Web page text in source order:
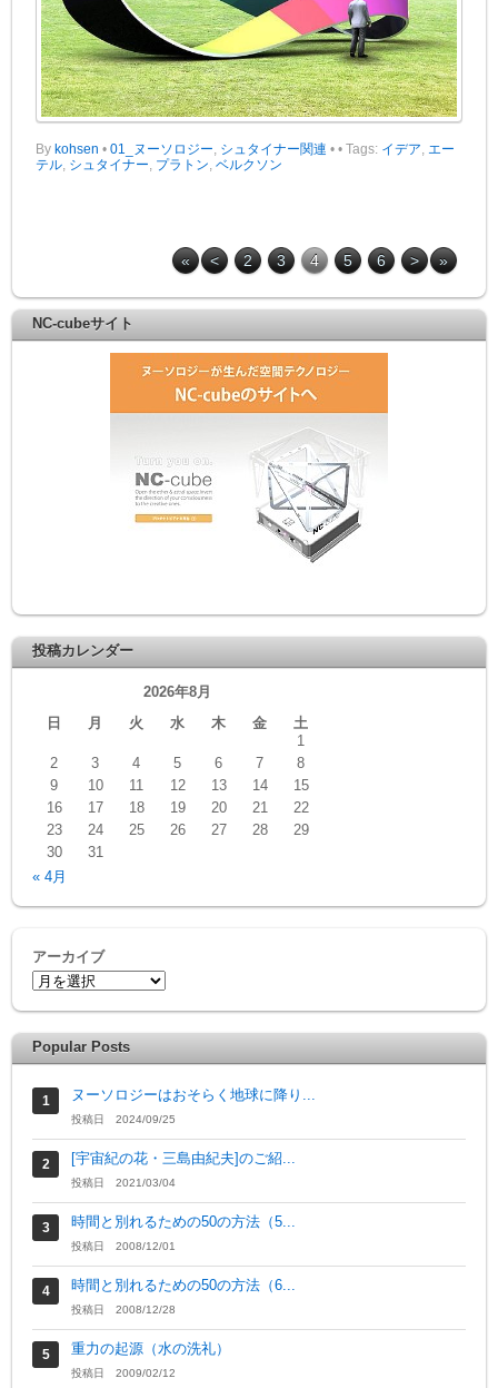
Bykohsen • 01_ヌーソロジー, シュタイナー関連 • • Tags: イデア,エー
テル, シュタイナー, プラトン,ベルクソン
« < 2 3 4 5 6 > »
NC-cubeサイト
投稿カレンダー
2026年8月
日
月 火 水 木 金
土
1
2
3 4 5 6 7
8
9
10 11 12 13 14
15
16
17 18 19 20 21
22
23
24 25 26 27 28
29
30
31
« 4月
アーカイブ
Popular Posts
ヌーソロジーはおそらく地球に降り...
投稿日 2024/09/25
[宇宙紀の花・三島由紀夫]のご紹...
投稿日 2021/03/04
時間と別れるための50の方法（5...
投稿日 2008/12/01
時間と別れるための50の方法（6...
投稿日 2008/12/28
重力の起源（水の洗礼）
投稿日 2009/02/12